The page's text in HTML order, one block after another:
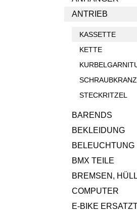
ANTRIEB
KASSETTE
KETTE
SCHRAUBKRANZ
STECKRITZEL
BARENDS
BEKLEIDUNG
BELEUCHTUNG
BMX TEILE
BREMSEN,
COMPUTER
E-BIKE